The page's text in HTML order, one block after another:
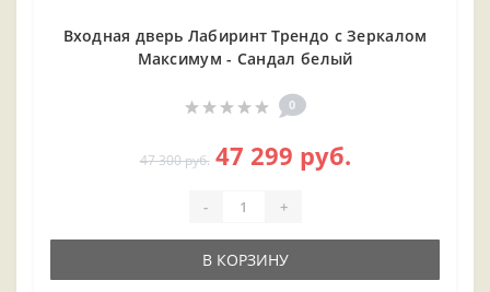
Входная дверь Лабиринт Трендо с Зеркалом
Максимум - Сандал белый
0
47 300 руб. 47 299 руб.
- +
В КОРЗИНУ